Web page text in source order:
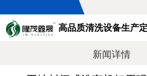
高品质清洗设备生产
新闻详情